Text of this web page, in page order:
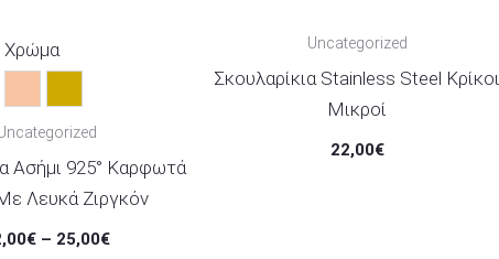
Χρώμα
Rose Gold
Χρυσό
Ασήμι 925° Καρφωτά
Λευκά Ζιργκόν
€ – 25,00€
Uncategorized
Σκουλαρίκια Stainless Steel Κρίκοι
Μικροί
22,00€